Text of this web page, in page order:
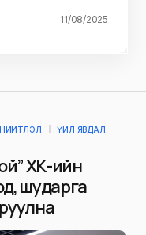
11/08/2025
ҮЙЛ ЯВДАЛ
ХК-ийн
шударга